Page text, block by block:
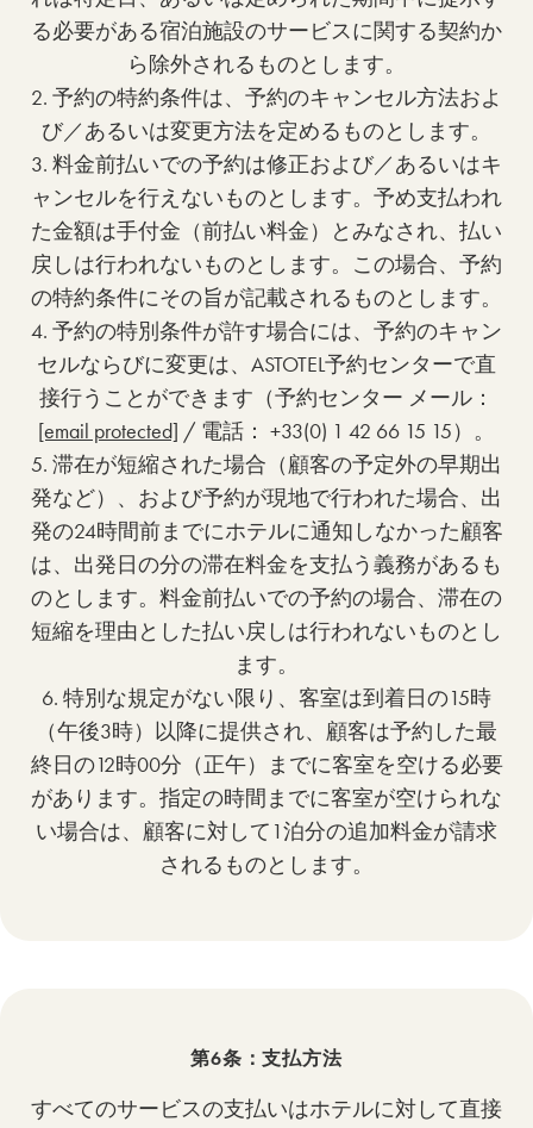
る必要がある宿泊施設のサービスに関する契約か
ら除外されるものとします。
2. 予約の特約条件は、予約のキャンセル方法およ
び／あるいは変更方法を定めるものとします。
3. 料金前払いでの予約は修正および／あるいはキ
ャンセルを行えないものとします。予め支払われ
た金額は手付金（前払い料金）とみなされ、払い
戻しは行われないものとします。この場合、予約
の特約条件にその旨が記載されるものとします。
4. 予約の特別条件が許す場合には、予約のキャン
セルならびに変更は、ASTOTEL予約センターで直
接行うことができます（予約センター メール：
[email protected] / 電話： +33(0) 1 42 66 15 15）。
5. 滞在が短縮された場合（顧客の予定外の早期出
発など）、および予約が現地で行われた場合、出
発の24時間前までにホテルに通知しなかった顧客
は、出発日の分の滞在料金を支払う義務があるも
のとします。料金前払いでの予約の場合、滞在の
短縮を理由とした払い戻しは行われないものとし
ます。
6. 特別な規定がない限り、客室は到着日の15時
（午後3時）以降に提供され、顧客は予約した最
終日の12時00分（正午）までに客室を空ける必要
があります。指定の時間までに客室が空けられな
い場合は、顧客に対して1泊分の追加料金が請求
されるものとします。
第6条：支払方法
すべてのサービスの支払いはホテルに対して直接